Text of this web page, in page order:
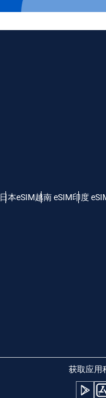
日本eSIM越南 eSIM印度
获取应用